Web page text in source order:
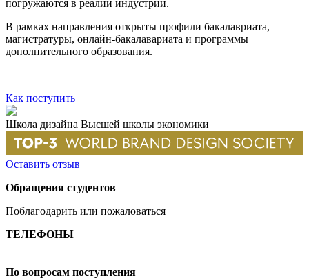
погружаются в реалии индустрии.
В рамках направления открыты профили бакалавриата,
магистратуры, онлайн-бакалавариата и программы
дополнительного образования.
Как поступить
Школа дизайна Высшей школы экономики
Оставить отзыв
Обращения студентов
Поблагодарить или пожаловаться
ТЕЛЕФОНЫ
По вопросам поступления